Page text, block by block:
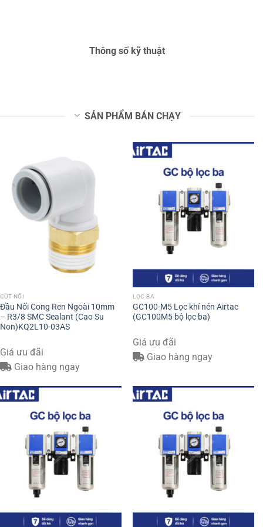
Thông số kỹ thuật
SẢN PHẨM BÁN CHẠY
CÚT NỐI
Đầu Nối Cong Ren Ngoài 10mm
– R3/8 SMC Sealant (Cao Su
Non)KQ2L10-03AS
Giá ưu đãi
Giao hàng ngay
LỌC BA
GC100-M5 Lọc khí nén Airtac
(GC100M5 bộ lọc ba)
Giá ưu đãi
Giao hàng ngay